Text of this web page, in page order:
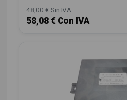
48,00 € Sin IVA
58,08 € Con IVA